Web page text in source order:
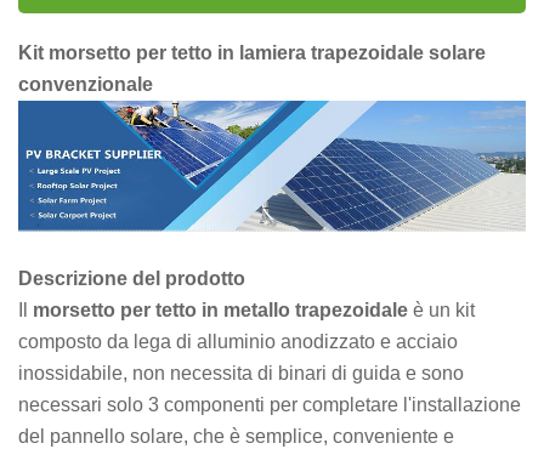
Kit morsetto per tetto in lamiera trapezoidale solare
convenzionale
Descrizione del prodotto
morsetto per tetto in metallo trapezoidale è un kit
composto da lega di alluminio anodizzato e acciaio
inossidabile, non necessita di binari di guida e sono
necessari solo 3 componenti per completare l'installazione
del pannello solare, che è semplice, conveniente e